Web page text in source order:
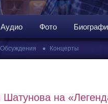
Аудио Фото
Обсуждения • Концерты
на